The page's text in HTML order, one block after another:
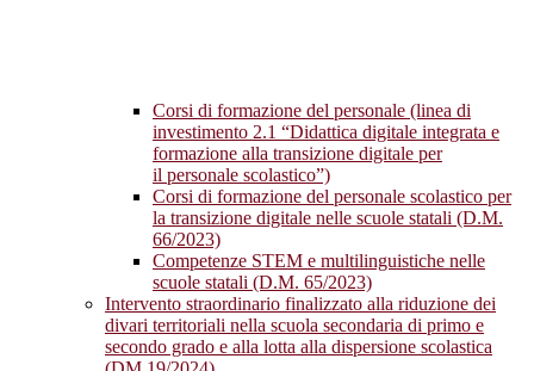
Corsi di formazione del personale (linea di
investimento 2.1 “Didattica digitale integrata e
formazione alla transizione digitale per
il personale scolastico”)
Corsi di formazione del personale scolastico per
la transizione digitale nelle scuole statali (D.M.
66/2023)
Competenze STEM e multilinguistiche nelle
scuole statali (D.M. 65/2023)
Intervento straordinario finalizzato alla riduzione dei
divari territoriali nella scuola secondaria di primo e
secondo grado e alla lotta alla dispersione scolastica